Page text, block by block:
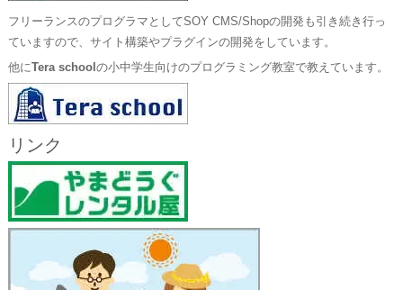
フリーランスのプログラマとしてSOY CMS/Shopの開発も引き続き行っ
ていますので、サイト構築やプラグインの開発をしています。
他にTera school の小中学生向けのプログラミング教室で教えています。
リンク